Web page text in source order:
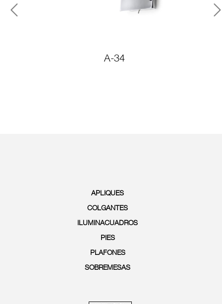
Previous
A-34
APLIQUES
COLGANTES
ILUMINACUADROS
PIES
PLAFONES
SOBREMESAS